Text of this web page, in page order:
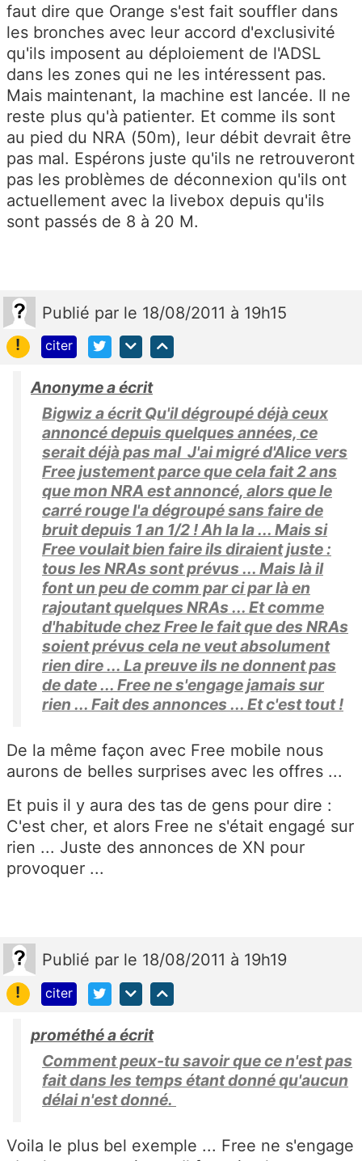
faut dire que Orange s'est fait souffler dans
les bronches avec leur accord d'exclusivité
qu'ils imposent au déploiement de l'ADSL
dans les zones qui ne les intéressent pas.
Mais maintenant, la machine est lancée. Il ne
reste plus qu'à patienter. Et comme ils sont
au pied du NRA (50m), leur débit devrait être
pas mal. Espérons juste qu'ils ne retrouveront
pas les problèmes de déconnexion qu'ils ont
actuellement avec la livebox depuis qu'ils
sont passés de 8 à 20 M.
Publié par le 18/08/2011 à 19h15
!
citer
Anonyme a écrit
Bigwiz a écrit Qu'il dégroupé déjà ceux
annoncé depuis quelques années, ce
serait déjà pas mal J'ai migré d'Alice vers
Free justement parce que cela fait 2 ans
que mon NRA est annoncé, alors que le
carré rouge l'a dégroupé sans faire de
bruit depuis 1 an 1/2 ! Ah la la ... Mais si
Free voulait bien faire ils diraient juste :
tous les NRAs sont prévus ... Mais là il
font un peu de comm par ci par là en
rajoutant quelques NRAs ... Et comme
d'habitude chez Free le fait que des NRAs
soient prévus cela ne veut absolument
rien dire ... La preuve ils ne donnent pas
de date ... Free ne s'engage jamais sur
rien ... Fait des annonces ... Et c'est tout !
De la même façon avec Free mobile nous
aurons de belles surprises avec les offres ...
Et puis il y aura des tas de gens pour dire :
C'est cher, et alors Free ne s'était engagé sur
rien ... Juste des annonces de XN pour
provoquer ...
Publié par le 18/08/2011 à 19h19
!
citer
prométhé a écrit
Comment peux-tu savoir que ce n'est pas
fait dans les temps étant donné qu'aucun
délai n'est donné.
Voila le plus bel exemple ... Free ne s'engage